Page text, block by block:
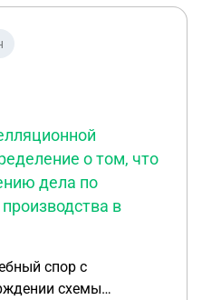
о том, что
дела по
в
спор с